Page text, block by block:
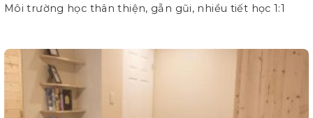
Môi trường học thân thiện, gẫn gũi, nhiều tiết học 1:1